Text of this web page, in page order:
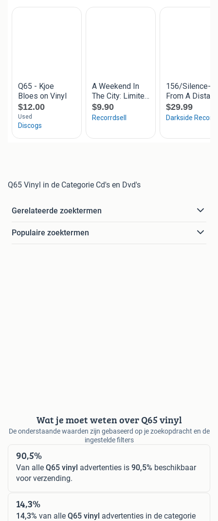
Q65 Vinyl in de Categorie Cd's en Dvd's
Gerelateerde zoektermen
Populaire zoektermen
Wat je moet weten over Q65 vinyl
De onderstaande waarden zijn gebaseerd op je zoekopdracht en de
ingestelde filters
90,5%
Van alle Q65 vinyl advertenties is 90,5% beschikbaar
voor verzending.
14,3%
14,3% van alle Q65 vinyl advertenties in de categorie